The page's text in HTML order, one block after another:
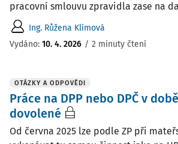
pracovní smlouvu zpravidla zase na
Ing. Růžena Klímová
Vydáno: 10. 4. 2026 / 2 minuty čtení
OTÁZKY A ODPOVĚDI
Práce na DPP nebo DPČ v
dovolené
Od června 2025 lze podle ZP při